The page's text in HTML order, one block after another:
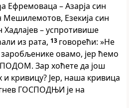
Ефремоваца – Азарја син
Мешилемотов, Езекија син
– успротивише
из рата, 13 говорећи: »Не
овамо, јер ћемо
Зар хоћете да још
кривицу? Јер, наша кривица
ГОСПОДЊИ је на